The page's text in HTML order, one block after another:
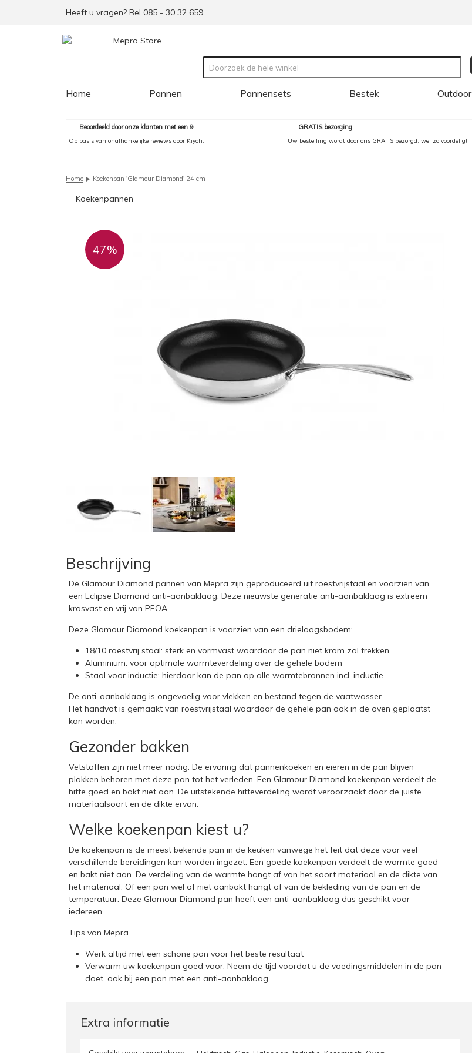
Heeft u vragen? Bel 085 - 30 32 659
Home Pannen Pannensets Bestek Outdoor
Beoordeeld door onze klanten met een 9
Op basis van onafhankelijke reviews door Kiyoh.
GRATIS bezorging
Uw bestelling wordt door ons GRATIS bezorgd, wel zo voordelig!
Home Koekenpan 'Glamour Diamond' 24 cm
Koekenpannen
47%
Beschrijving
De Glamour Diamond pannen van Mepra zijn geproduceerd uit roestvrijstaal en voorzien van
een Eclipse Diamond anti-aanbaklaag. Deze nieuwste generatie anti-aanbaklaag is extreem
krasvast en vrij van PFOA.
Deze Glamour Diamond koekenpan is voorzien van een drielaagsbodem:
18/10 roestvrij staal: sterk en vormvast waardoor de pan niet krom zal trekken.
Aluminium: voor optimale warmteverdeling over de gehele bodem
Staal voor inductie: hierdoor kan de pan op alle warmtebronnen incl. inductie
De anti-aanbaklaag is ongevoelig voor vlekken en bestand tegen de vaatwasser.
Het handvat is gemaakt van roestvrijstaal waardoor de gehele pan ook in de oven geplaatst
kan worden.
Gezonder bakken
Vetstoffen zijn niet meer nodig. De ervaring dat pannenkoeken en eieren in de pan blijven
plakken behoren met deze pan tot het verleden. Een Glamour Diamond koekenpan verdeelt de
hitte goed en bakt niet aan. De uitstekende hitteverdeling wordt veroorzaakt door de juiste
materiaalsoort en de dikte ervan.
Welke koekenpan kiest u?
De koekenpan is de meest bekende pan in de keuken vanwege het feit dat deze voor veel
verschillende bereidingen kan worden ingezet. Een goede koekenpan verdeelt de warmte goed
en bakt niet aan. De verdeling van de warmte hangt af van het soort materiaal en de dikte van
het materiaal. Of een pan wel of niet aanbakt hangt af van de bekleding van de pan en de
temperatuur. Deze Glamour Diamond pan heeft een anti-aanbaklaag dus geschikt voor
iedereen.
Tips van Mepra
Werk altijd met een schone pan voor het beste resultaat
Verwarm uw koekenpan goed voor. Neem de tijd voordat u de voedingsmiddelen in de pan
doet, ook bij een pan met een anti-aanbaklaag.
Extra informatie